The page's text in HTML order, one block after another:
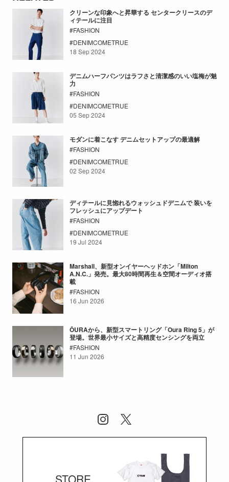
クリーンな印象へと昇華する センタークリースのデ
ィテールに注目
FASHION
DENIMCOMETRUE
18 Sep 2024
デニムハーフパンツはラフさと清潔感のいい塩梅が魅
力
FASHION
DENIMCOMETRUE
05 Sep 2024
モダンに着こなす デニムセットアップの最適解
FASHION
DENIMCOMETRUE
02 Sep 2024
ディテールに見惚れるウォッシュドデニムで 装いを
フレッシュにアップデート
FASHION
DENIMCOMETRUE
19 Jul 2024
Marshall、新型オンイヤーヘッドホン「Milton
A.N.C.」発売。最大80時間再生＆空間オーディオ搭
載
FASHION
16 Jun 2026
ŌURAから、新型スマートリング「Oura Ring 5」が
登場。世界最小サイズと高精度センシングを両立
FASHION
11 Jun 2026
STORE